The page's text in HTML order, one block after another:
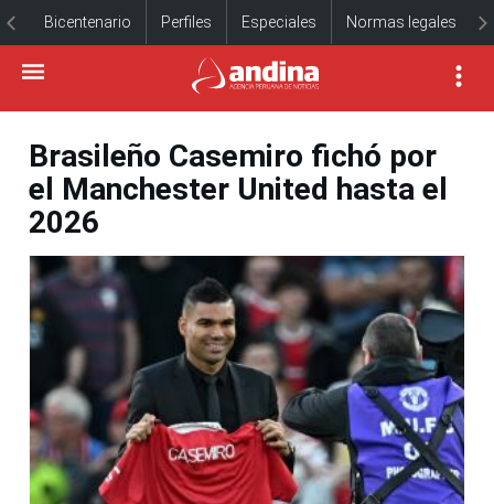
Bicentenario Perfiles Especiales Normas legales
Brasileño Casemiro fichó por
el Manchester United hasta el
2026